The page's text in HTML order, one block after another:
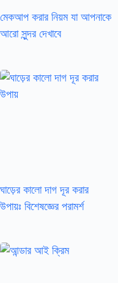
মেকআপ করার নিয়ম যা আপনাকে
আরো সুন্দর দেখাবে
ঘাড়ের কালো দাগ দূর করার
উপায়ঃ বিশেষজ্ঞের পরামর্শ